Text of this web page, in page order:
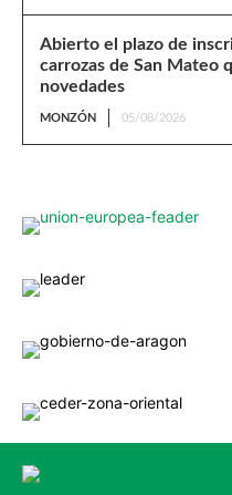
Abierto el plazo de
carrozas de San Mateo
novedades
MONZÓN 05/08/2026